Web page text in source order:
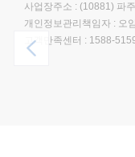
사업장주소 : (10881) 파
개인정보관리책임자 : 오
고객만족센터 : 1588-